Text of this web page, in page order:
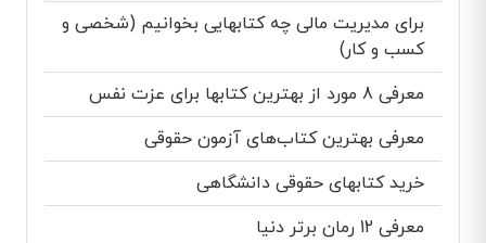
برای مدیریت مالی چه کتابهایی بخوانیم (شخصی و
کسب و کار)
معرفی 8 مورد از بهترین کتابها برای عزت نفس
معرفی بهترین کتاب‌های آزمون حقوقی
خرید کتابهای حقوقی دانشگاهی
معرفی 12 رمان برتر دنیا